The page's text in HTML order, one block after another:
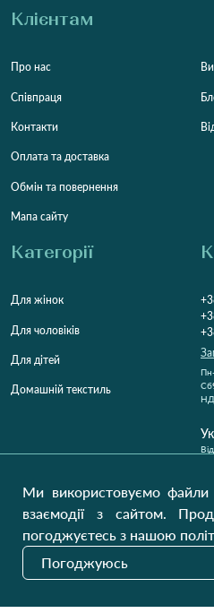
Клієнтам
Про нас
Співпраця
Контакти
Оплата та доставка
Обмін та повернення
Мапа сайту
Категорії
Для жінок
Для чоловіків
Для дітей
Домашній текстиль
Cб
НД
Наші оновлення
Ми використовуємо
взаємодії з сайтом.
погоджуєтесь з нашою
Погоджуюсь